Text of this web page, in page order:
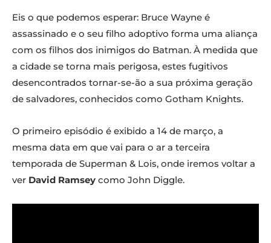
Eis o que podemos esperar: Bruce Wayne é
assassinado e o seu filho adoptivo forma uma aliança
com os filhos dos inimigos do Batman. À medida que
a cidade se torna mais perigosa, estes fugitivos
desencontrados tornar-se-ão a sua próxima geração
de salvadores, conhecidos como Gotham Knights.
O primeiro episódio é exibido a 14 de março, a
mesma data em que vai para o ar a terceira
temporada de Superman & Lois, onde iremos voltar a
ver David Ramsey como John Diggle.